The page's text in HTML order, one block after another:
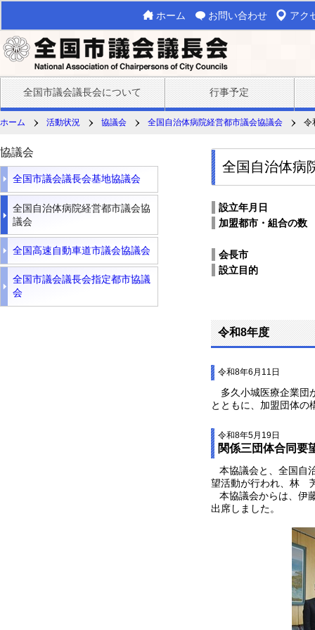
ホーム お問い合わせ アク
全国市議会議長会について 行事予定
ホーム 活動状況 協議会 全国自治体病院経営都市議会協議会 令
協議会
全国市議会議長会基地協議会
全国自治体病院経営都市議会協
議会
全国高速自動車道市議会協議会
全国市議会議長会指定都市協議
会
全国自治体病
設立年月日
加盟都市・組合の数
会長市
設立目的
令和8年度
令和8年6月11日
多久小城医療企業団
とともに、加盟団体の
令和8年5月19日
関係三団体合同要
本協議会と、全国自
望活動が行われ、林
本協議会からは、伊
出席しました。